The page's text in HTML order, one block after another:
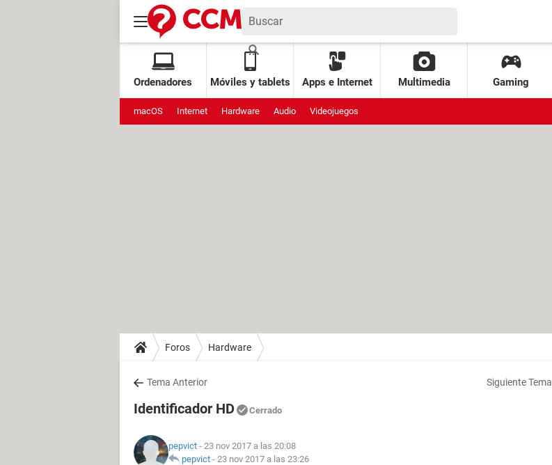
Ordenadores Móviles y tablets Apps e Internet Multimedia Gaming
macOS Internet Hardware Audio Videojuegos
Foros Hardware
Tema Anterior Siguiente Tema
Identificador HD Cerrado
pepvict - 23 nov 2017 a las 20:08
pepvict - 23 nov 2017 a las 23:26